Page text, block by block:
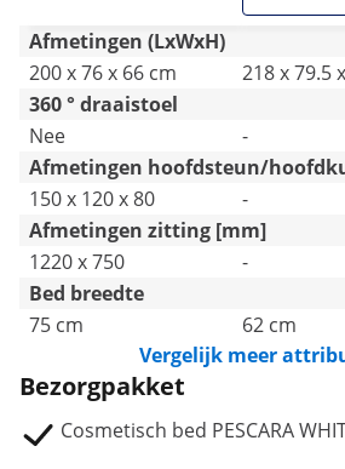
Afmetingen (LxWxH)
200 x 76 x 66 cm
218 x 79.5
360 ° draaistoel
Nee
-
Afmetingen hoofdsteun/
150 x 120 x 80
-
Afmetingen zitting [mm]
1220 x 750
-
Bed breedte
75 cm
62 cm
Vergelijk meer
Bezorgpakket
Cosmetisch bed PESCARA